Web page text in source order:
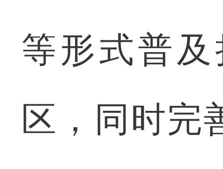
等形式普
区，同时完